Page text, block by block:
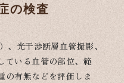
の検査
、光干渉断層血管撮影、
ている血管の部位、範
の有無などを評価しま